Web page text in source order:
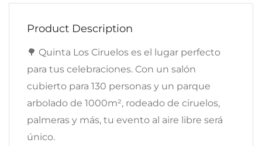
Product Description
🌳 Quinta Los Ciruelos es el lugar perfecto
para tus celebraciones. Con un salón
cubierto para 130 personas y un parque
arbolado de 1000m², rodeado de ciruelos,
palmeras y más, tu evento al aire libre será
único.